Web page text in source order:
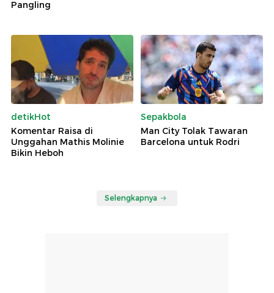
Pangling
detikHot
Komentar Raisa di
Unggahan Mathis Molinie
Bikin Heboh
Sepakbola
Man City Tolak Tawaran
Barcelona untuk Rodri
Selengkapnya